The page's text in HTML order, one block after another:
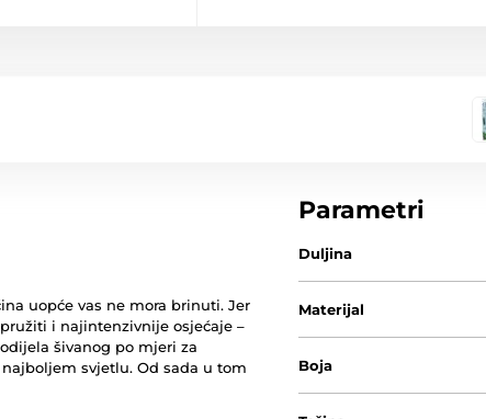
uopće vas ne mora brinuti. Jer
i najintenzivnije osjećaje –
šivanog po mjeri za
svjetlu. Od sada u tom
Parametri
Duljina
Materijal
Boja